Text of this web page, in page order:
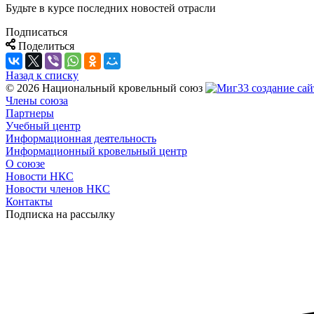
Будьте в курсе последних новостей отрасли
Подписаться
Поделиться
Назад к списку
© 2026 Национальный кровельный союз
создание
Члены союза
Партнеры
Учебный центр
Информационная деятельность
Информационный кровельный центр
О союзе
Новости НКС
Новости членов НКС
Контакты
Подписка на рассылку